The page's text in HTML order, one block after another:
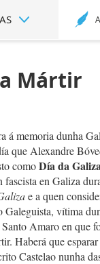
Mártir
á memoria dunha
que Alexandre
comoDía da
fascista en Galiza
e a quen
vítima
Amaro en que
Haberá que
Castelao nunha